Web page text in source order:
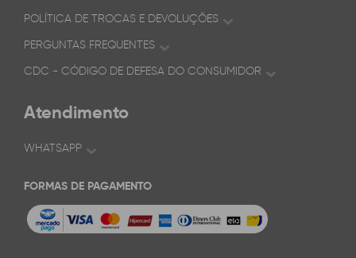
POLÍTICA DE TROCAS E DEVOLUÇÕES
PERGUNTAS FREQUENTES
CDC - CÓDIGO DE DEFESA DO CONSUMIDOR
Atendimento
WHATSAPP
FORMAS DE PAGAMENTO